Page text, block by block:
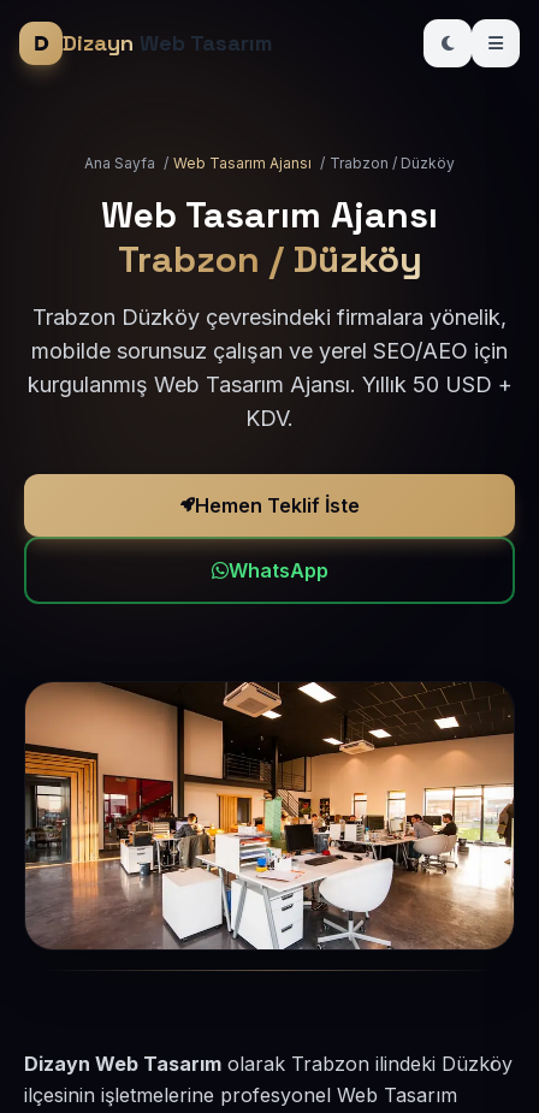
Dizayn Web Tasarım
Ana Sayfa / Web Tasarım Ajansı / Trabzon / Düzköy
Web Tasarım Ajansı
Trabzon / Düzköy
Trabzon Düzköy çevresindeki firmalara yönelik,
mobilde sorunsuz çalışan ve yerel SEO/AEO için
kurgulanmış Web Tasarım Ajansı. Yıllık 50 USD +
KDV.
Hemen Teklif İste
WhatsApp
Dizayn Web Tasarım olarak Trabzon ilindeki Düzköy
ilçesinin işletmelerine profesyonel Web Tasarım